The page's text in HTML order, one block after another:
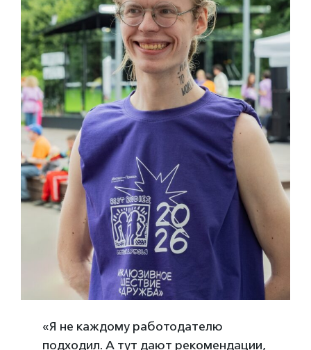
«Я не каждому работодателю
подходил. А тут дают рекомендации,